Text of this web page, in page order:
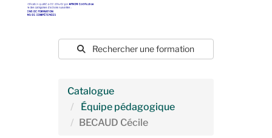
Rechercher une formation
Catalogue
Équipe pédagogique
BECAUD Cécile